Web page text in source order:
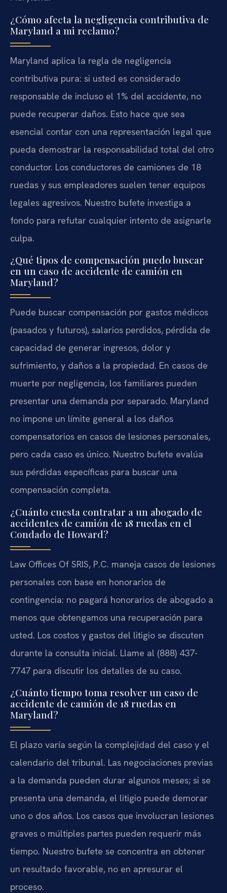
¿Cómo afecta la negligencia contributiva de
Maryland a mi reclamo?
Maryland aplica la regla de negligencia
contributiva pura: si usted es considerado
responsable de incluso el 1% del accidente, no
puede recuperar daños. Esto hace que sea
esencial contar con una representación legal que
pueda demostrar la responsabilidad total del otro
conductor. Los conductores de camiones de 18
ruedas y sus empleadores suelen tener equipos
legales agresivos. Nuestro bufete investiga a
fondo para refutar cualquier intento de asignarle
culpa.
¿Qué tipos de compensación puedo buscar
en un caso de accidente de camión en
Maryland?
Puede buscar compensación por gastos médicos
(pasados y futuros), salarios perdidos, pérdida de
capacidad de generar ingresos, dolor y
sufrimiento, y daños a la propiedad. En casos de
muerte por negligencia, los familiares pueden
presentar una demanda por separado. Maryland
no impone un límite general a los daños
compensatorios en casos de lesiones personales,
pero cada caso es único. Nuestro bufete evalúa
sus pérdidas específicas para buscar una
compensación completa.
¿Cuánto cuesta contratar a un abogado de
accidentes de camión de 18 ruedas en el
Condado de Howard?
Law Offices Of SRIS, P.C. maneja casos de lesiones
personales con base en honorarios de
contingencia: no pagará honorarios de abogado a
menos que obtengamos una recuperación para
usted. Los costos y gastos del litigio se discuten
durante la consulta inicial. Llame al (888) 437-
7747 para discutir los detalles de su caso.
¿Cuánto tiempo toma resolver un caso de
accidente de camión de 18 ruedas en
Maryland?
El plazo varía según la complejidad del caso y el
calendario del tribunal. Las negociaciones previas
a la demanda pueden durar algunos meses; si se
presenta una demanda, el litigio puede demorar
uno o dos años. Los casos que involucran lesiones
graves o múltiples partes pueden requerir más
tiempo. Nuestro bufete se concentra en obtener
un resultado favorable, no en apresurar el
proceso.